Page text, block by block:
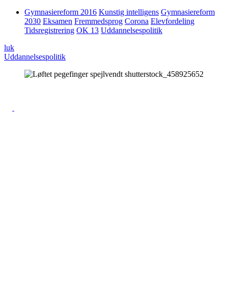
Gymnasiereform 2016 Kunstig intelligens Gymnasiereform
2030 Eksamen Fremmedsprog Corona Elevfordeling
Tidsregistrering OK 13 Uddannelsespolitik
luk
Uddannelsespolitik